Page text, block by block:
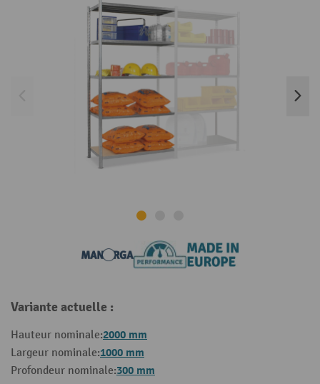
Variante actuelle :
Hauteur nominale:2000 mm
Largeur nominale:1000 mm
Profondeur nominale:300 mm